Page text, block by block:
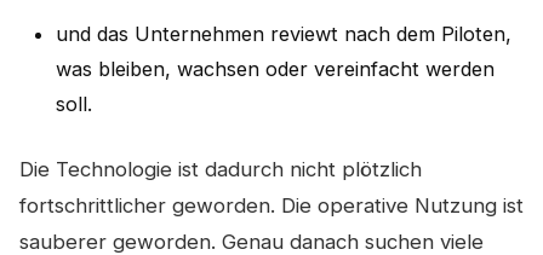
und das Unternehmen reviewt nach dem Piloten,
was bleiben, wachsen oder vereinfacht werden
soll.
Die Technologie ist dadurch nicht plötzlich
fortschrittlicher geworden. Die operative Nutzung ist
sauberer geworden. Genau danach suchen viele